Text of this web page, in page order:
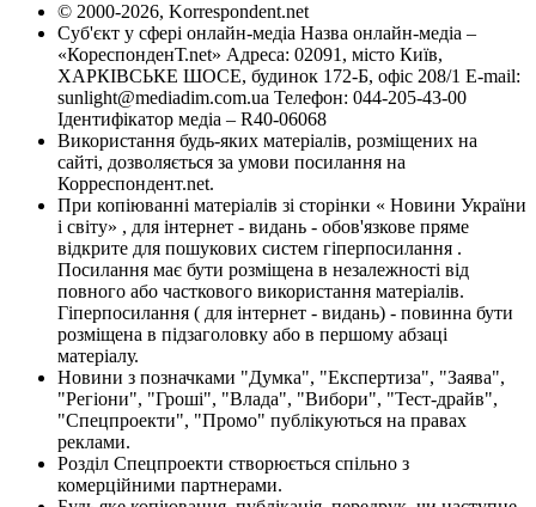
© 2000-2026, Korrespondent.net
Суб'єкт у сфері онлайн-медіа Назва онлайн-медіа –
«КореспонденТ.net» Адреса: 02091, місто Київ,
ХАРКІВСЬКЕ ШОСЕ, будинок 172-Б, офіс 208/1 E-mail:
sunlight@mediadim.com.ua Телефон: 044-205-43-00
Ідентифікатор медіа – R40-06068
Використання будь-яких матеріалів, розміщених на
сайті, дозволяється за умови посилання на
Корреспондент.net.
При копіюванні матеріалів зі сторінки « Новини України
і світу» , для інтернет - видань - обов'язкове пряме
відкрите для пошукових систем гіперпосилання .
Посилання має бути розміщена в незалежності від
повного або часткового використання матеріалів.
Гіперпосилання ( для інтернет - видань) - повинна бути
розміщена в підзаголовку або в першому абзаці
матеріалу.
Новини з позначками "Думка", "Експертиза", "Заява",
"Регіони", "Гроші", "Влада", "Вибори", "Тест-драйв",
"Спецпроекти", "Промо" публікуються на правах
реклами.
Розділ Спецпроекти створюється спільно з
комерційними партнерами.